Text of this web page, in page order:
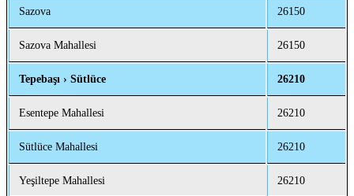
Sazova 26150
Sazova Mahallesi 26150
Tepebaşı › Sütlüce 26210
Esentepe Mahallesi 26210
Sütlüce Mahallesi 26210
Yeşiltepe Mahallesi 26210